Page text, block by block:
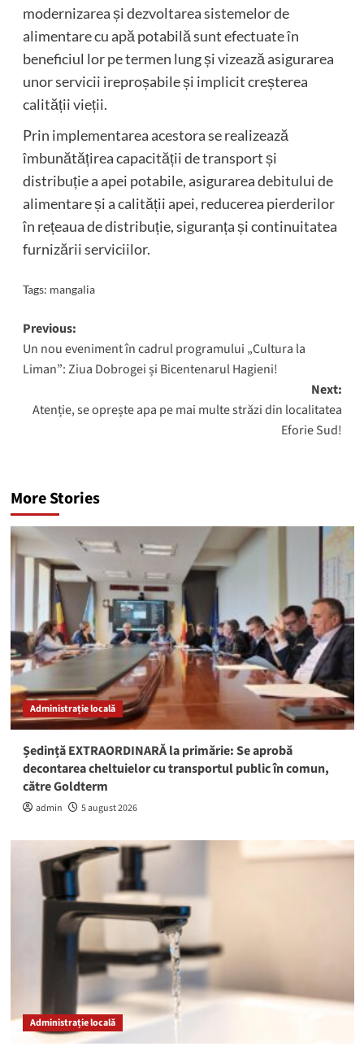
modernizarea și dezvoltarea sistemelor de
alimentare cu apă potabilă sunt efectuate în
beneficiul lor pe termen lung și vizează asigurarea
unor servicii ireproșabile și implicit creșterea
calității vieții.
Prin implementarea acestora se realizează
îmbunătățirea capacității de transport și
distribuție a apei potabile, asigurarea debitului de
alimentare și a calității apei, reducerea pierderilor
în rețeaua de distribuție, siguranța și continuitatea
furnizării serviciilor.
Tags: mangalia
Post
navigation
Previous:
Un nou eveniment în cadrul programului „Cultura la
Liman”: Ziua Dobrogei și Bicentenarul Hagieni!
Next:
Atenție, se oprește apa pe mai multe străzi din localitatea
Eforie Sud!
More Stories
Administrație locală
Ședință EXTRAORDINARĂ la primărie: Se aprobă
decontarea cheltuielor cu transportul public în comun,
către Goldterm
admin 5 august 2026
Administrație locală